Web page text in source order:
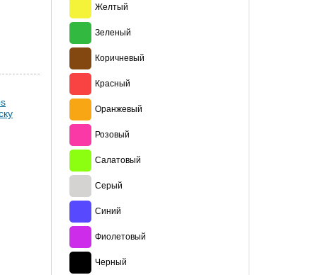
Желтый
Зеленый
Коричневый
Красный
Оранжевый
Розовый
Салатовый
Серый
Синий
Фиолетовый
Черный